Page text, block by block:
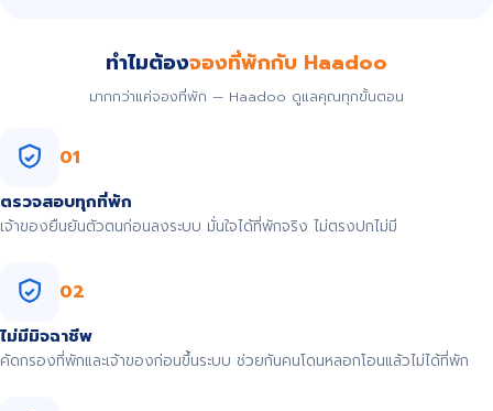
ทำไมต้องจองที่พักกับ Haadoo
มากกว่าแค่จองที่พัก — Haadoo ดูแลคุณทุกขั้นตอน
01
ตรวจสอบทุกที่พัก
เจ้าของยืนยันตัวตนก่อนลงระบบ มั่นใจได้ที่พักจริง ไม่ตรงปกไม่มี
02
ไม่มีมิจฉาชีพ
คัดกรองที่พักและเจ้าของก่อนขึ้นระบบ ช่วยกันคนโดนหลอกโอนแล้วไม่ได้ที่พัก